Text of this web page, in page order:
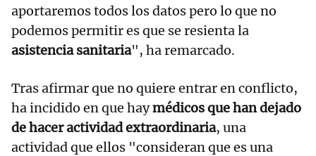
aportaremos todos los datos pero lo que no
podemos permitir es que se resienta la
asistencia sanitaria", ha remarcado.
Tras afirmar que no quiere entrar en conflicto,
ha incidido en que haymédicos que han dejado
de hacer actividad extraordinaria, una
actividad que ellos "consideran que es una